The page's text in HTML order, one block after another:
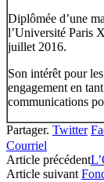
Diplômée d’une
l’Université Paris
juillet 2016.
Son intérêt pour
engagement en
communications
Partager. Twitter
Courriel
Article précédent
Article suivant